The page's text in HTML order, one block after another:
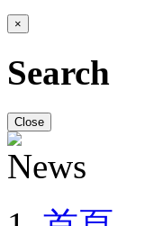
×
Search
Close